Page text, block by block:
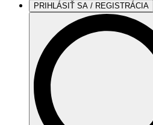
PRIHLÁSIŤ SA / REGISTRÁCIA